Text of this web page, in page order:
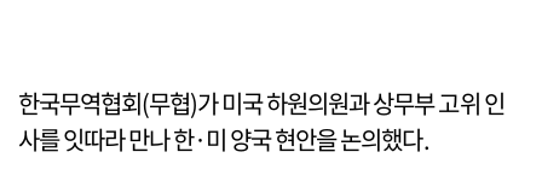
한국무역협회(무협)가 미국 하원의원과 상무부 고위 인
사를 잇따라 만나 한·미 양국 현안을 논의했다.